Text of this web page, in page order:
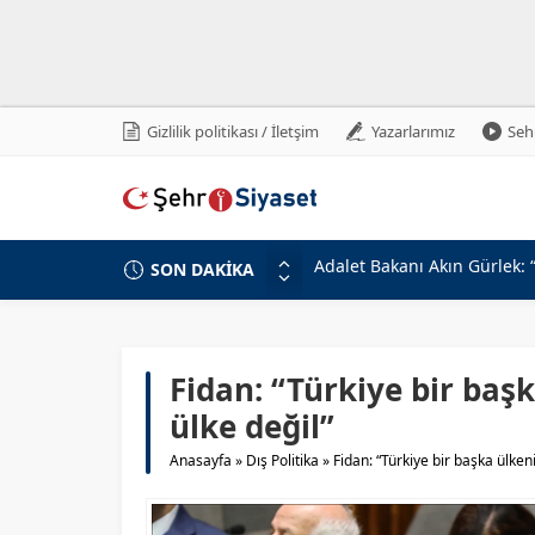
Gizlilik politikası / İletşim Yazarlarımız
SON DAKİKA
Devlet Bahçeli’den
Milli Savunma
Beştepe’de Cumhur İttifakı
MHP Genel Başkan
Türkiye-Suriye İlişkilerinin
Adalet Bakanı Akın Gürlek
Fidan: “Türkiye bir
ülke değil”
Anasayfa » Dış Politika » Fidan: “Türkiye bir başka